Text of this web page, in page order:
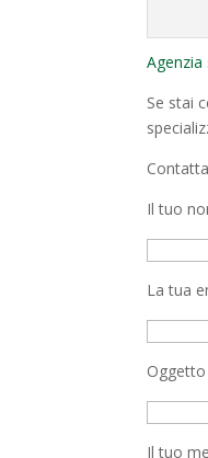
Agenzia
Se stai
Il tuo
La tua
Oggetto
Il tuo